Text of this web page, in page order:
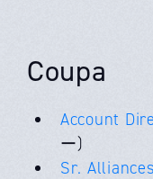
Coupa
Account
ー)
Sr.